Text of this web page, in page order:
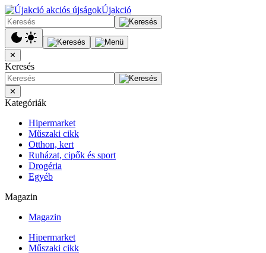
Újakció
✕
Keresés
✕
Kategóriák
Hipermarket
Műszaki cikk
Otthon, kert
Ruházat, cipők és sport
Drogéria
Egyéb
Magazin
Magazin
Hipermarket
Műszaki cikk